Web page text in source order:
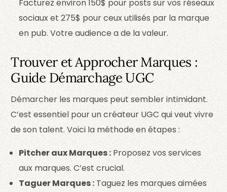
Facturez environ 150$ pour posts sur vos réseaux
sociaux et 275$ pour ceux utilisés par la marque
en pub. Votre audience a de la valeur.
Trouver et Approcher Marques :
Guide Démarchage UGC
Démarcher les marques peut sembler intimidant.
C’est essentiel pour un créateur UGC qui veut vivre
de son talent. Voici la méthode en étapes :
Pitcher aux Marques : Proposez vos services
aux marques. C’est crucial.
Taguer Marques : Taguez les marques aimées